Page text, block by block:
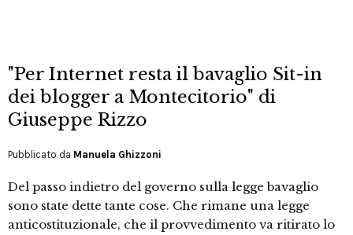
"Per Internet resta il bavaglio Sit-in
dei blogger a Montecitorio" di
Giuseppe Rizzo
Pubblicato da Manuela Ghizzoni
Del passo indietro del governo sulla legge bavaglio
sono state dette tante cose. Che rimane una legge
anticostituzionale, che il provvedimento va ritirato lo